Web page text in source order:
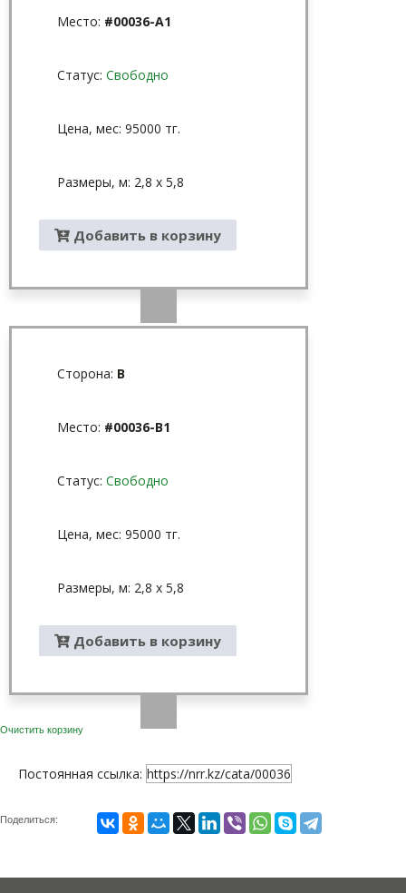
Место: #00036-A1
Статус: Свободно
Цена, мес: 95000 тг.
Размеры, м: 2,8 х 5,8
Добавить в корзину
Сторона: B
Место: #00036-B1
Статус: Свободно
Цена, мес: 95000 тг.
Размеры, м: 2,8 х 5,8
Добавить в корзину
Очистить корзину
Постоянная ссылка: https://nrr.kz/cata/00036
Поделиться: